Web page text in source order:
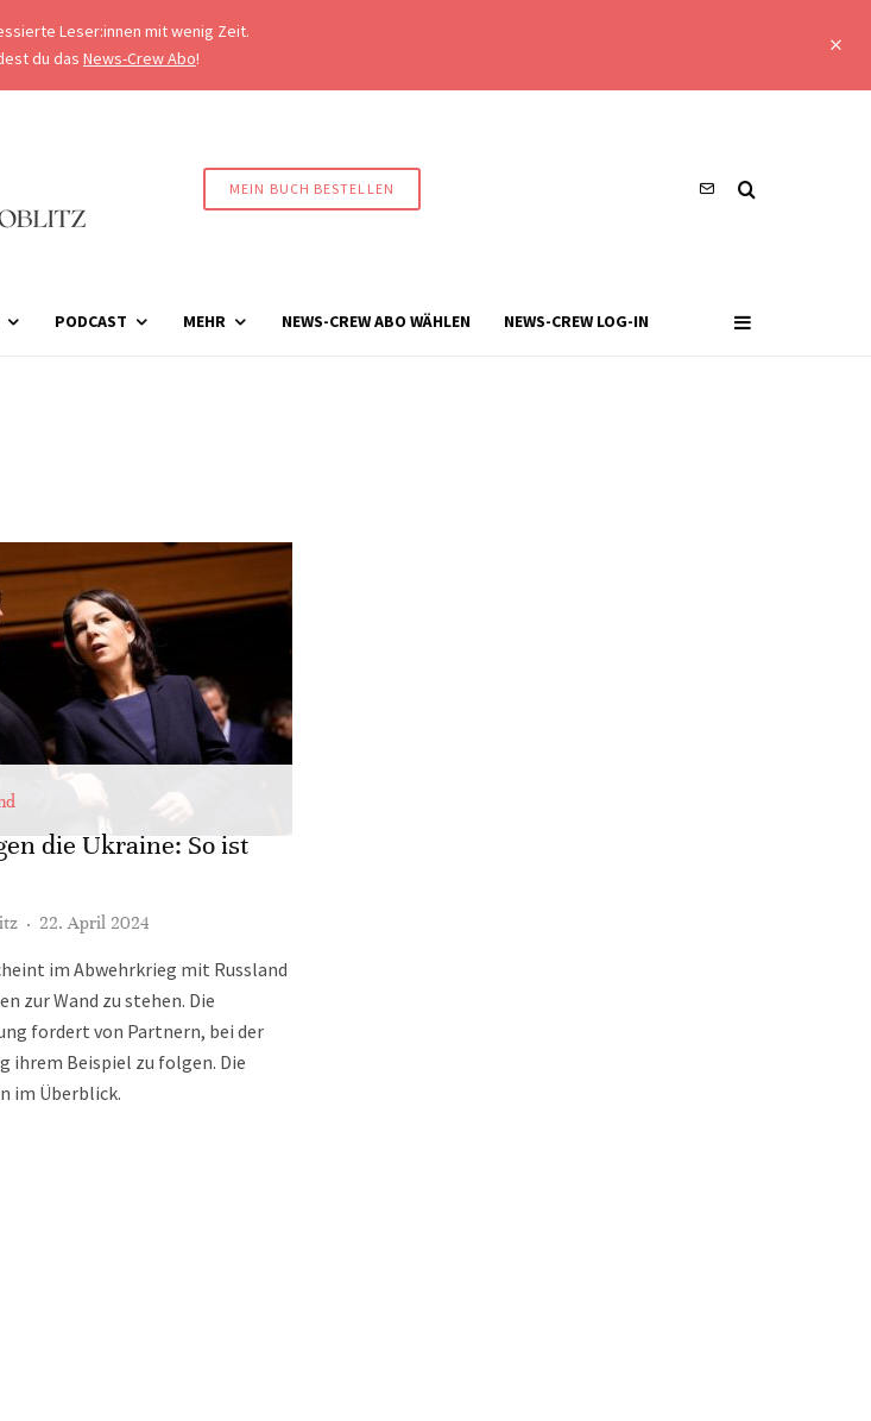
Leser:innen mit wenig Zeit.
du das News-Crew Abo!
MEIN BUCH BESTELLEN
PODCAST MEHR NEWS-CREW ABO WÄHLEN NEWS-CREW LOG-IN
die Ukraine: So ist
· 22. April 2024
im Abwehrkrieg mit Russland
zur Wand zu stehen. Die
fordert von Partnern, bei der
ihrem Beispiel zu folgen. Die
im Überblick.